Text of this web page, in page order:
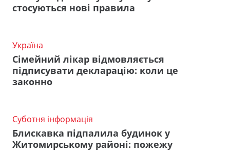
стосуються нові правила
Україна
Сімейний лікар відмовляється
підписувати декларацію: коли це
законно
Суботня інформація
Блискавка підпалила будинок у
Житомирському районі: пожежу